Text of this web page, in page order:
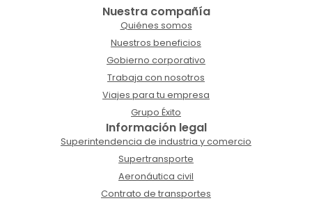
Nuestra compañía
Quiénes somos
Nuestros beneficios
Gobierno corporativo
Trabaja con nosotros
Viajes para tu empresa
Grupo Éxito
Información legal
Superintendencia de industria y comercio
Supertransporte
Aeronáutica civil
Contrato de transportes